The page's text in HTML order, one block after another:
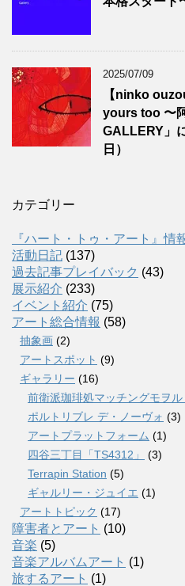
2025/07/09
【ninko
yours too 〜
GALLERY」
日）
カテゴリー
『ハート・トゥ・アート』情
活動日記 (137)
過去記事プレイバック (43)
展示紹介 (233)
イベント紹介 (75)
アート総合情報 (58)
抽象画 (2)
アートスポット (9)
ギャラリー (16)
前衛派珈琲処マッチングモヲ
ポルトリブレ デ・ノーヴォ (3)
アートプラットフォーム (1)
四谷三丁目「TS4312」
(3)
Terrapin Station (5)
ギャルリー・ジュイエ (1)
アートトピック (17)
障害者とアート (10)
音楽 (5)
音楽アルバムアート (1)
旅するアート (1)